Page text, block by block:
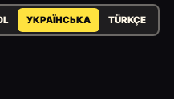
УКРАЇНСЬКА TÜRKÇE